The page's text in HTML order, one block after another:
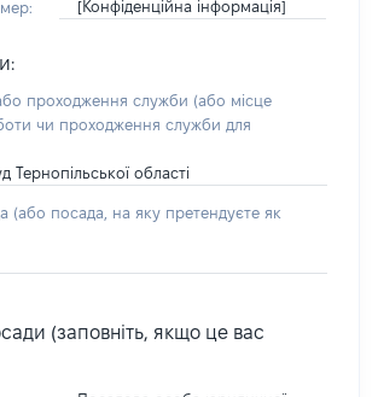
[Конфіденційна інформація]
проходження служби (або місце
чи проходження служби для
Тернопільської області
(або посада, на яку претендуєте як
(заповніть, якщо це вас